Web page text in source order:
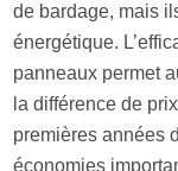
de bardage, mais
énergétique.
panneaux permet
la différence de
premières années
économies